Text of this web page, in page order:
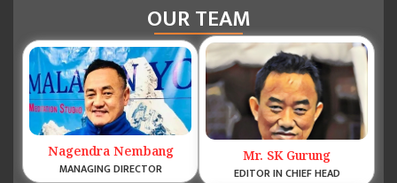
OUR TEAM
Nagendra Nembang
MANAGING DIRECTOR
Mr. SK Gurung
EDITOR IN CHIEF HEAD